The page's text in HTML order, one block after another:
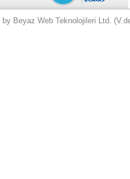
by Beyaz Web Teknolojileri Ltd.